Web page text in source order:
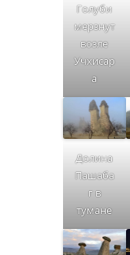
Голуби
мерзнут
возле
Учхисар
а
Долина
Пашаба
г в
тумане